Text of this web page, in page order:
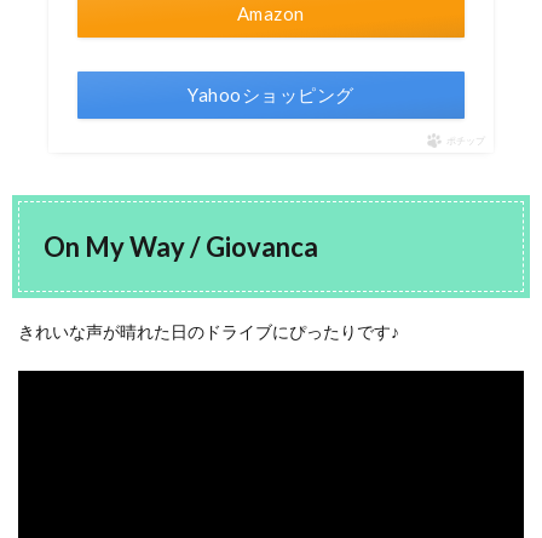
Amazon
Yahooショッピング
ポチップ
On My Way / Giovanca
きれいな声が晴れた日のドライブにぴったりです♪